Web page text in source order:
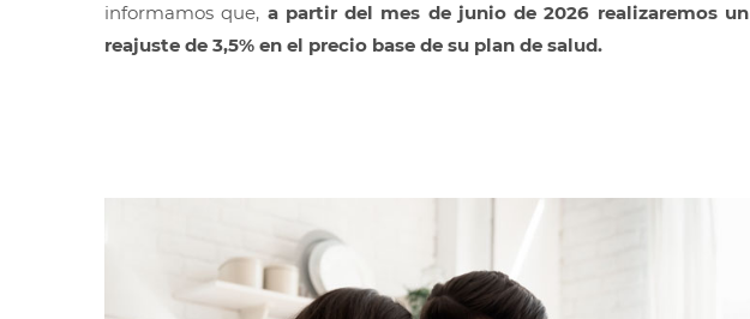
informamos que, a partir del mes de junio de 2026 realizaremos un
reajuste de 3,5% en el precio base de su plan de salud.